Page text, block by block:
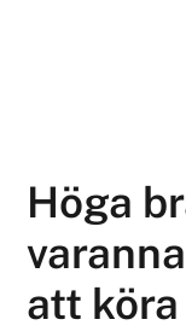
Höga
att